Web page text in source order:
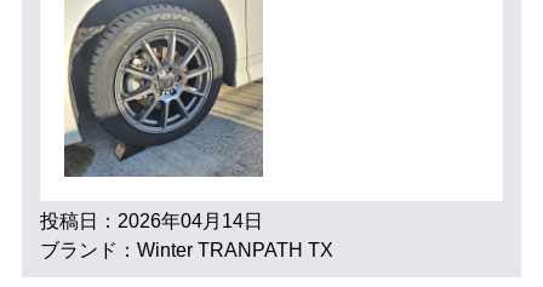
投稿日：2026年04月14日
ブランド：Winter TRANPATH TX